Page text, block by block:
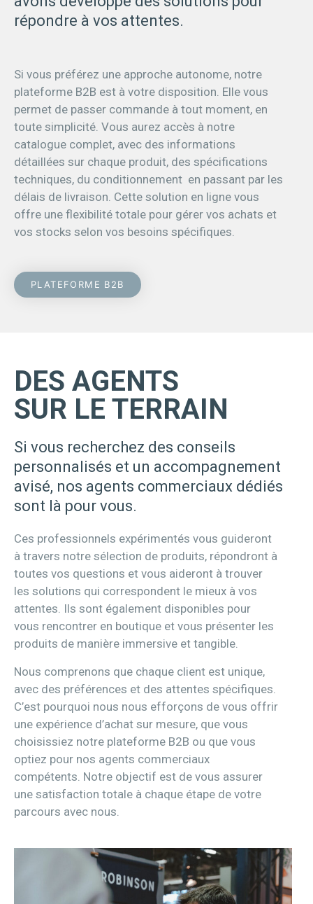
répondre à vos attentes.
Si vous préférez une approche autonome, notre
plateforme B2B est à votre disposition. Elle vous
permet de passer commande à tout moment, en
toute simplicité. Vous aurez accès à notre
catalogue complet, avec des informations
détaillées sur chaque produit, des spécifications
techniques, du conditionnement en passant par les
délais de livraison. Cette solution en ligne vous
offre une flexibilité totale pour gérer vos achats et
vos stocks selon vos besoins spécifiques.
PLATEFORME B2B
DES AGENTS
SUR LE TERRAIN
Si vous recherchez des conseils
personnalisés et un accompagnement
avisé, nos agents commerciaux dédiés
sont là pour vous.
Ces professionnels expérimentés vous guideront
à travers notre sélection de produits, répondront à
toutes vos questions et vous aideront à trouver
les solutions qui correspondent le mieux à vos
attentes. Ils sont également disponibles pour
vous rencontrer en boutique et vous présenter les
produits de manière immersive et tangible.
Nous comprenons que chaque client est unique,
avec des préférences et des attentes spécifiques.
C’est pourquoi nous nous efforçons de vous offrir
une expérience d’achat sur mesure, que vous
choisissiez notre plateforme B2B ou que vous
optiez pour nos agents commerciaux
compétents. Notre objectif est de vous assurer
une satisfaction totale à chaque étape de votre
parcours avec nous.